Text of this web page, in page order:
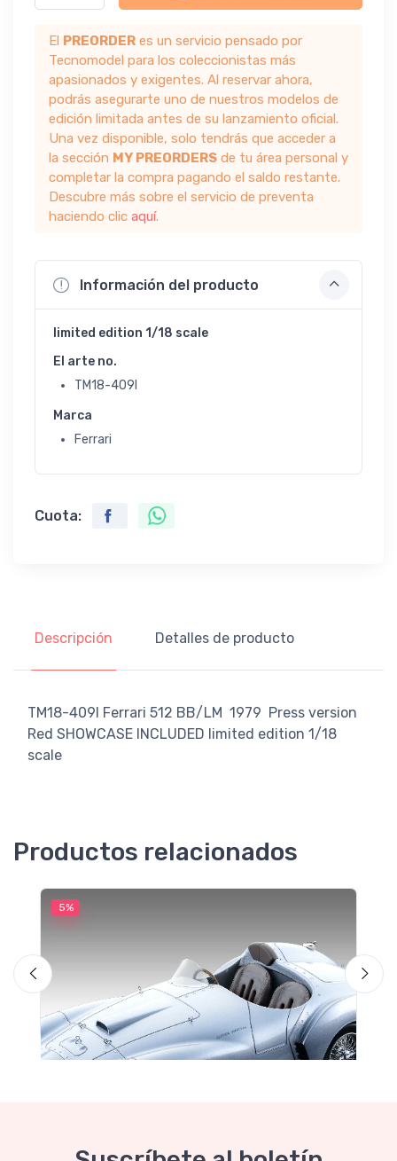
El PREORDER es un servicio pensado por
Tecnomodel para los coleccionistas más
apasionados y exigentes. Al reservar ahora,
podrás asegurarte uno de nuestros modelos de
edición limitada antes de su lanzamiento oficial.
Una vez disponible, solo tendrás que acceder a
la sección MY PREORDERS de tu área personal y
completar la compra pagando el saldo restante.
Descubre más sobre el servicio de preventa
haciendo clic aquí.
Información del producto
limited edition 1/18 scale
El arte no.
TM18-409I
Marca
Ferrari
Cuota:
Descripción Detalles de producto
TM18-409I Ferrari 512 BB/LM 1979 Press version
Red SHOWCASE INCLUDED limited edition 1/18
scale
Productos relacionados
5%